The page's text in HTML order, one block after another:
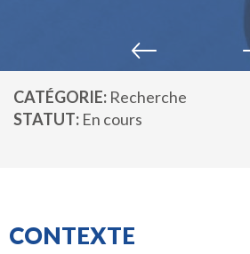
CATÉGORIE Recherche
STATUT En cours
CONTEXTE